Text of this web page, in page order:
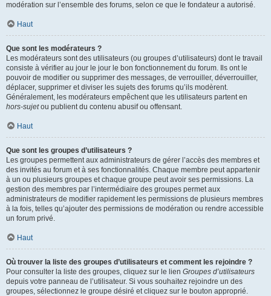
modération sur l’ensemble des forums, selon ce que le fondateur a autorisé.
Haut
Que sont les modérateurs ?
Les modérateurs sont des utilisateurs (ou groupes d’utilisateurs) dont le travail
consiste à vérifier au jour le jour le bon fonctionnement du forum. Ils ont le
pouvoir de modifier ou supprimer des messages, de verrouiller, déverrouiller,
déplacer, supprimer et diviser les sujets des forums qu’ils modèrent.
Généralement, les modérateurs empêchent que les utilisateurs partent en
hors-sujetou publient du contenu abusif ou offensant.
Haut
Que sont les groupes d’utilisateurs ?
Les groupes permettent aux administrateurs de gérer l’accès des membres et
des invités au forum et à ses fonctionnalités. Chaque membre peut appartenir
à un ou plusieurs groupes et chaque groupe peut avoir ses permissions. La
gestion des membres par l’intermédiaire des groupes permet aux
administrateurs de modifier rapidement les permissions de plusieurs membres
à la fois, telles qu’ajouter des permissions de modération ou rendre accessible
un forum privé.
Haut
Où trouver la liste des groupes d’utilisateurs et comment les rejoindre ?
Pour consulter la liste des groupes, cliquez sur le lien Groupes d’utilisateurs
depuis votre panneau de l’utilisateur. Si vous souhaitez rejoindre un des
groupes, sélectionnez le groupe désiré et cliquez sur le bouton approprié.